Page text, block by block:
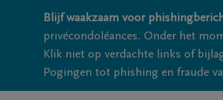
Blijf waakzaam voor
privécondoléances. Onder het
Klik niet op verdachte links of
Pogingen tot phishing en fraude